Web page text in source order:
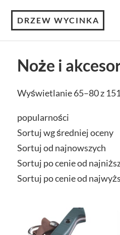
DRZEW WYCINKA
Noże i
Wyświetlanie 65–80 z
popularności
Sortuj wg średniej oceny
Sortuj od najnowszych
Sortuj po cenie od
Sortuj po cenie od